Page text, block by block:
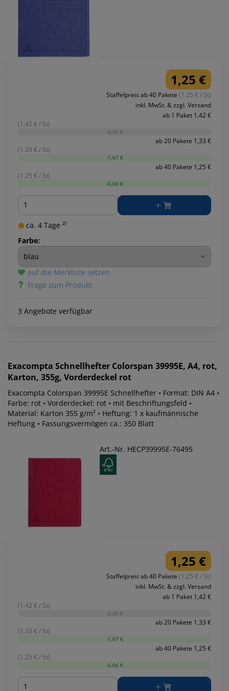
1,25 €
Staffelpreis ab 40 Pakete (1.25 € / St)
inkl. MwSt. & zzgl. Versand
ab 1 Paket 1,42 €
(1.42 € / St)
-0,00 €
ab 20 Pakete 1,33 €
(1.33 € / St)
-1,67 €
ab 40 Pakete 1,25 €
(1.25 € / St)
-6,66 €
Menge
ca. 4 Tage ²⁾
Farbe:
auf die Merkliste setzen
Frage zum Produkt
3 Angebote verfügbar
Exacompta Schnellhefter Colorspan 39995E, A4, rot,
Karton, 355g, Vorderdeckel rot
Exacompta Colorspan 39995E Schnellhefter • Format: DIN A4 •
Farbe: rot • Vorderdeckel: rot • mit Beschriftungsfeld •
Material: Karton 355 g/m² • Heftung: 1 x kaufmännische
Heftung • Fassungsvermögen ca.: 350 Blatt
Art.-Nr. HECP39995E-76495
1,25 €
Staffelpreis ab 40 Pakete (1.25 € / St)
inkl. MwSt. & zzgl. Versand
ab 1 Paket 1,42 €
(1.42 € / St)
-0,00 €
ab 20 Pakete 1,33 €
(1.33 € / St)
-1,67 €
ab 40 Pakete 1,25 €
(1.25 € / St)
-6,66 €
Menge